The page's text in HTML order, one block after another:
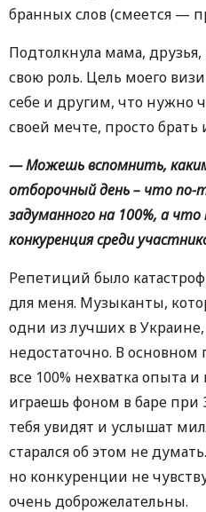
бранных слов (смеется —
Подтолкнула мама,
свою роль. Цель моего
себе и другим, что нужно
своей мечте, просто брать
— Можешь вспомнить,
отборочный день – что по-
задуманного на 100%, а
конкуренция среди
Репетиций было
для меня. Музыканты,
одни из лучших в
недостаточно. В
все 100% нехватка опыта
играешь фоном в баре при
тебя увидят и услышат
старался об этом не
но конкуренции не
очень доброжелательны.